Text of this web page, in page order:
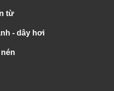
từ
- dây hơi